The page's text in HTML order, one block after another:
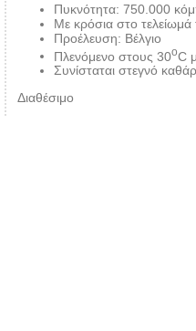
Πυκνότητα: 750.000
Με κρόσια στο τελείωμά
Προέλευση: Βέλγιο
Πλενόμενο στους 30οC
Συνίσταται στεγνό
Διαθέσιμο